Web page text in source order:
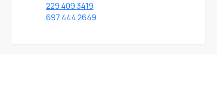
229 409 3419
697 444 2649